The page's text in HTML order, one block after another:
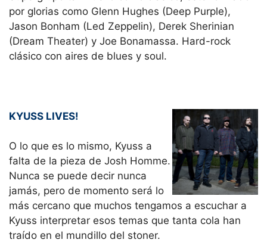
por glorias como Glenn Hughes (Deep Purple),
Jason Bonham (Led Zeppelin), Derek Sherinian
(Dream Theater) y Joe Bonamassa. Hard-rock
clásico con aires de blues y soul.
KYUSS LIVES!
O lo que es lo mismo, Kyuss a
falta de la pieza de Josh Homme.
Nunca se puede decir nunca
jamás, pero de momento será lo
más cercano que muchos tengamos a escuchar a
Kyuss interpretar esos temas que tanta cola han
traído en el mundillo del stoner.